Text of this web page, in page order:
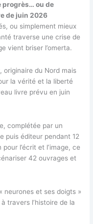
progrès… ou de
de juin 2026
ou simplement mieux
traverse une crise de
vient briser l’omerta.
, originaire du Nord mais
la vérité et la liberté
livre prévu en juin
complétée par un
puis éditeur pendant 12
l’écrit et l’image, ce
42 ouvrages et
neurones et ses doigts »
travers l’histoire de la